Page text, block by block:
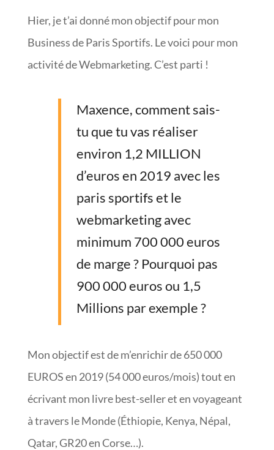
Hier, je t’ai donné mon objectif pour mon
Business de Paris Sportifs. Le voici pour mon
activité de Webmarketing. C’est parti !
Maxence, comment sais-
tu que tu vas réaliser
environ 1,2 MILLION
d’euros en 2019 avec les
paris sportifs et le
webmarketing avec
minimum 700 000 euros
de marge ? Pourquoi pas
900 000 euros ou 1,5
Millions par exemple ?
Mon objectif est de m’enrichir de 650 000
EUROS en 2019 (54 000 euros/mois) tout en
écrivant mon livre best-seller et en voyageant
à travers le Monde (Éthiopie, Kenya, Népal,
Qatar, GR20 en Corse…).